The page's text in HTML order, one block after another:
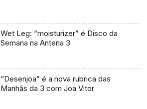
Wet Leg: “moisturizer” é Disco da
Semana na Antena 3
“Desenjoa” é a nova rubrica das
Manhãs da 3 com Joa Vitor